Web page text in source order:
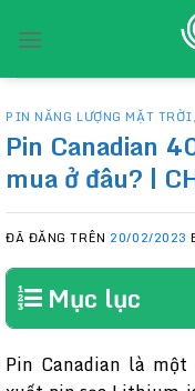
đến
PIN NĂNG LƯỢNG MẶT TRỜI
Pin Canadian
mua ở đâu? |
ĐÃ ĐĂNG TRÊN 20/02/2023
Mục lục
Pin Canadian là